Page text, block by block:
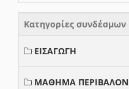
Κατηγορίες συνδέσμων
ΕΙΣΑΓΩΓΗ
ΜΑΘΗΜΑ ΠΕΡΙΒΑΛΟΝ